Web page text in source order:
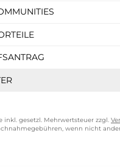
inkl. gesetzl. Mehrwertsteuer zzgl.
wenn nicht